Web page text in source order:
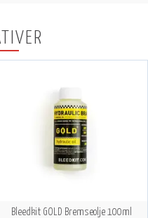
Bleedkit GOLD Bremseolje 100ml